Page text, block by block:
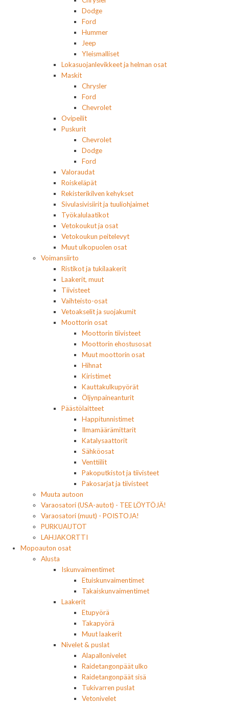
Dodge
Ford
Hummer
Jeep
Yleismalliset
Lokasuojanlevikkeet ja helman osat
Maskit
Chrysler
Ford
Chevrolet
Ovipeilit
Puskurit
Chevrolet
Dodge
Ford
Valoraudat
Roiskeläpät
Rekisterikilven kehykset
Sivulasivisiirit ja tuuliohjaimet
Työkalulaatikot
Vetokoukut ja osat
Vetokoukun peitelevyt
Muut ulkopuolen osat
Voimansiirto
Ristikot ja tukilaakerit
Laakerit, muut
Tiivisteet
Vaihteisto-osat
Vetoakselit ja suojakumit
Moottorin osat
Moottorin tiivisteet
Moottorin ehostusosat
Muut moottorin osat
Hihnat
Kiristimet
Kauttakulkupyörät
Öljynpaineanturit
Päästölaitteet
Happitunnistimet
Ilmamäärämittarit
Katalysaattorit
Sähköosat
Venttiilit
Pakoputkistot ja tiivisteet
Pakosarjat ja tiivisteet
Muuta autoon
Varaosatori (USA-autot) - TEE LÖYTÖJÄ!
Varaosatori (muut) - POISTOJA!
PURKUAUTOT
LAHJAKORTTI
Mopoauton osat
Alusta
Iskunvaimentimet
Etuiskunvaimentimet
Takaiskunvaimentimet
Laakerit
Etupyörä
Takapyörä
Muut laakerit
Nivelet & puslat
Alapallonivelet
Raidetangonpäät ulko
Raidetangonpäät sisä
Tukivarren puslat
Vetonivelet